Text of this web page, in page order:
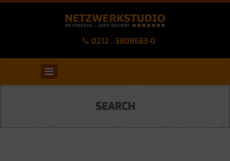
0212 . 3808583-0
SEARCH